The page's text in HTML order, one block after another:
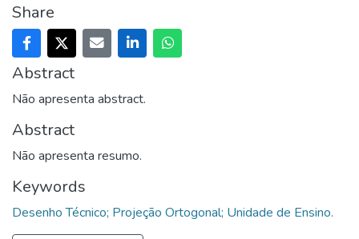
Share
Abstract
Não apresenta abstract.
Abstract
Não apresenta resumo.
Keywords
Desenho Técnico; Projeção Ortogonal; Unidade de Ensino.